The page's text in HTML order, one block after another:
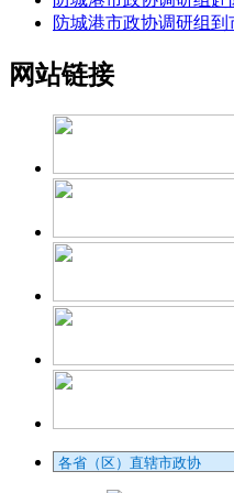
防城港市政协调研组
网站链接